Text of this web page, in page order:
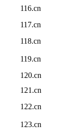
116.cn
117.cn
118.cn
119.cn
120.cn
121.cn
122.cn
123.cn